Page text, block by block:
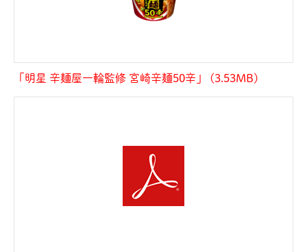
「明星 辛麺屋一輪監修 宮崎辛麺50辛」 (3.53MB)